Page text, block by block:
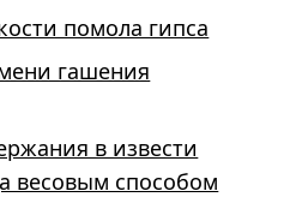
помола гипса
гашения
в извести
весовым способом